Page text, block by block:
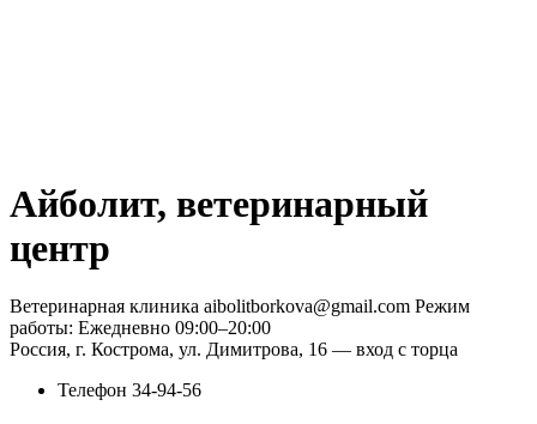
Айболит, ветеринарный
центр
Ветеринарная клиника aibolitborkova@gmail.com Режим
работы: Ежедневно 09:00–20:00
Россия, г. Кострома, ул. Димитрова, 16 — вход с торца
Телефон 34-94-56